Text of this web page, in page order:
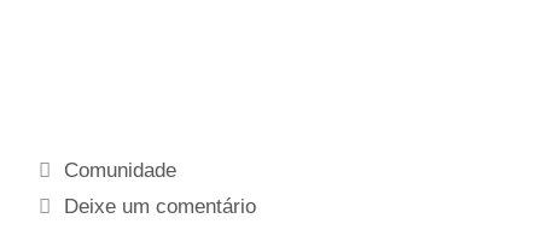
Comunidade
Deixe um comentário